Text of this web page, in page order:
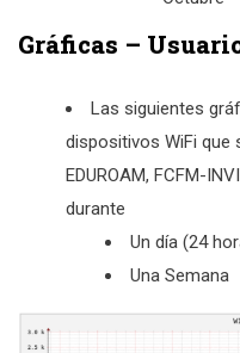
Gráficas –
Las siguientes
dispositivos WiFi que
EDUROAM, FCFM-
durante
Un día (24
Una Semana